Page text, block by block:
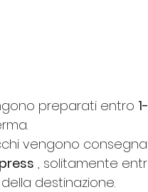
preparati entro
vengono
, solitamente
destinazione.